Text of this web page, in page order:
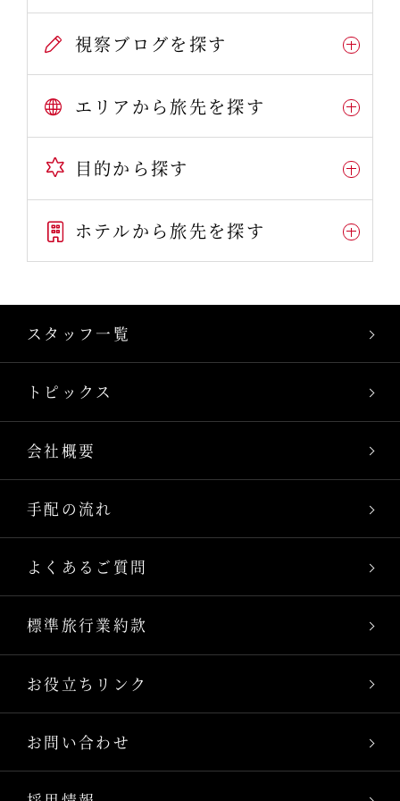
視察ブログを探す
エリアから旅先を探す
目的から探す
ホテルから旅先を探す
スタッフ一覧
トピックス
会社概要
手配の流れ
よくあるご質問
標準旅行業約款
お役立ちリンク
お問い合わせ